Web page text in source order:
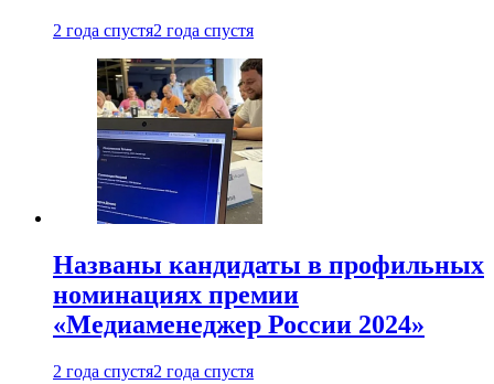
2 года спустя2 года спустя
Названы кандидаты в профильных
номинациях премии
«Медиаменеджер России 2024»
2 года спустя2 года спустя